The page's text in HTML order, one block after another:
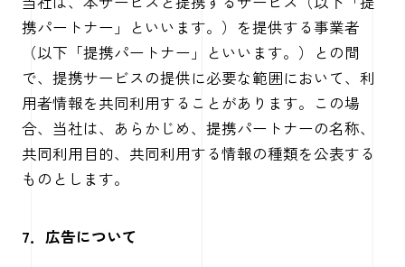
携パートナー」といいます。）を提供する事業者
（以下「提携パートナー」といいます。）との間
で、提携サービスの提供に必要な範囲において、利
用者情報を共同利用することがあります。この場
合、当社は、あらかじめ、提携パートナーの名称、
共同利用目的、共同利用する情報の種類を公表する
ものとします。
7．広告について